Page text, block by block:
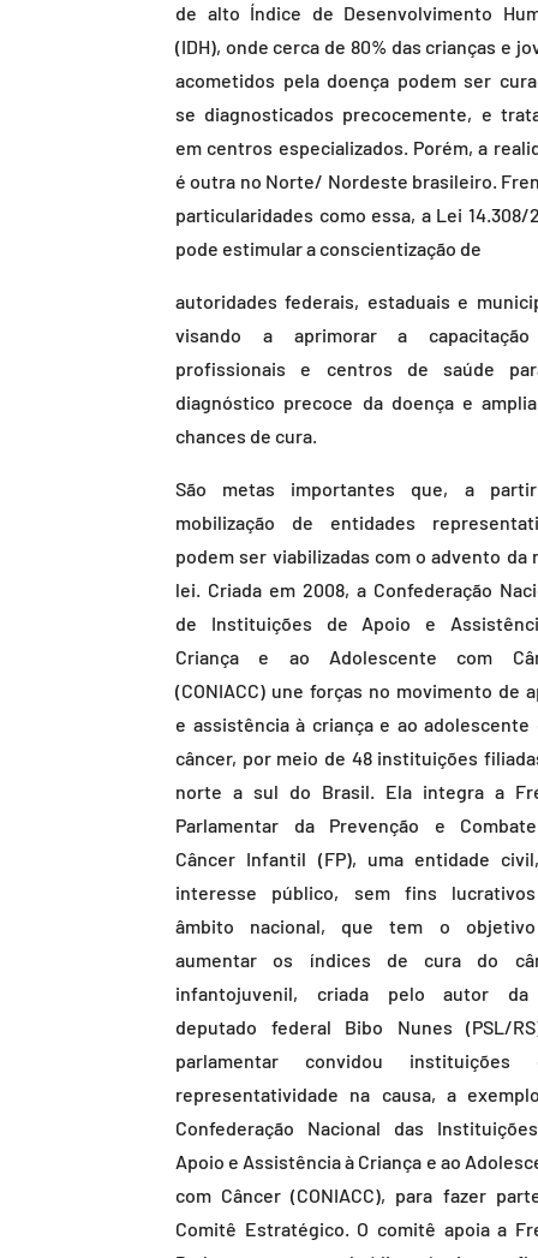
de alto Índice de Desenvolvimento
(IDH), onde cerca de 80% das crianças e
acometidos pela doença podem ser
se diagnosticados precocemente, e
em centros especializados. Porém, a
é outra no Norte/ Nordeste brasileiro.
particularidades como essa, a Lei 14.308/
pode estimular a conscientização de
autoridades federais, estaduais e
visando a aprimorar a
profissionais e centros de saúde
diagnóstico precoce da doença e
chances de cura.
São metas importantes que, a
mobilização de entidades
podem ser viabilizadas com o advento da
lei. Criada em 2008, a Confederação
de Instituições de Apoio e
Criança e ao Adolescente com
(CONIACC) une forças no movimento de
e assistência à criança e ao adolescente
câncer, por meio de 48 instituições
norte a sul do Brasil. Ela integra a
Parlamentar da Prevenção e
Câncer Infantil (FP), uma entidade
interesse público, sem fins
âmbito nacional, que tem o
aumentar os índices de cura do
infantojuvenil, criada pelo autor
deputado federal Bibo Nunes (PSL/
parlamentar convidou instituições
representatividade na causa, a
Confederação Nacional das
Apoio e Assistência à Criança e ao
com Câncer (CONIACC), para fazer
Comitê Estratégico. O comitê apoia a